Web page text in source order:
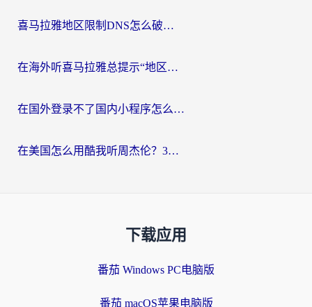
喜马拉雅地区限制DNS怎么破？海外党听国内音乐听书的终极解决方案
在海外听喜马拉雅总提示“地区限制”？3步轻松解除+听国内音乐全攻略
在国外登录不了国内小程序怎么办？选对回国加速器，轻松解锁国内资源
在美国怎么用酷我听周杰伦？3步搞定海外听歌难题
下载应用
番茄 Windows PC电脑版
番茄 macOS苹果电脑版